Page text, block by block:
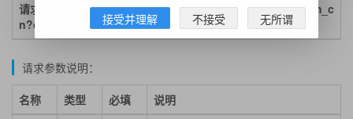
请求示例：https://aip.baidubce.com/rpc/2.0/nlp/v2/dnnlm_c
n?charset=UTF-8&access_token=test
请求参数说明：
名称 类型 必填
说明
接受并理解 不接受 无所谓